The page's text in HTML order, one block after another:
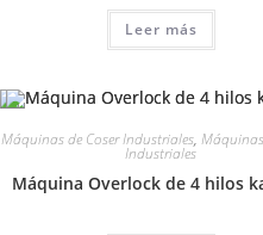
Leer más
Máquinas de Coser Industriales,
Industriales
Máquina Overlock de 4 hilos